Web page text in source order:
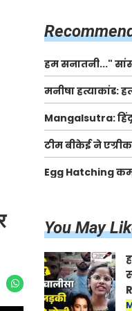
हम सनातनी..."
Ranaut से क्या
Jantar-Mantar |
मनीषा हत्याकांड:
| Full Story |
Mangalsutra:
मंगलसूत्र क्यों
शुरु की ये परंपरा
टीम बीकेई ने
खाद गट्टों में
बेचने वालों पर
Egg Hatching
You May